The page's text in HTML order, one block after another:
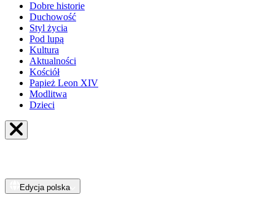
Dobre historie
Duchowość
Styl życia
Pod lupą
Kultura
Aktualności
Kościół
Papież Leon XIV
Modlitwa
Dzieci
Edycja polska